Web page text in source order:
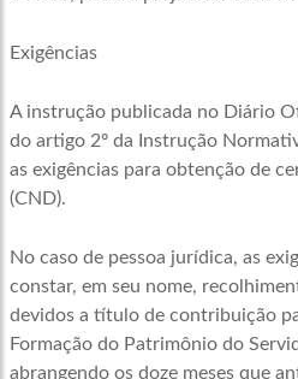
Exigências
A instrução publicada no Diário
do artigo 2º da Instrução
as exigências para obtenção de
(CND).
No caso de pessoa jurídica, as
constar, em seu nome,
devidos a título de contribuição
Formação do Patrimônio do
abrangendo os doze meses que